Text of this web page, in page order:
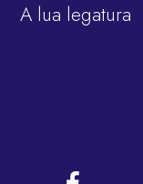
A lua legatura